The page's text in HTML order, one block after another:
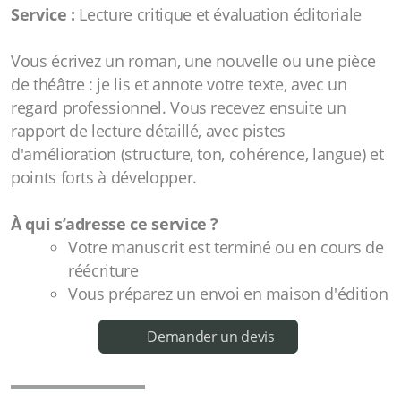
Service : Lecture critique et évaluation éditoriale
Vous écrivez un roman, une nouvelle ou une pièce
de théâtre : je lis et annote votre texte, avec un
regard professionnel. Vous recevez ensuite un
rapport de lecture détaillé, avec pistes
d'amélioration (structure, ton, cohérence, langue) et
points forts à développer.
À qui s’adresse ce service ?
Votre manuscrit est terminé ou en cours de
réécriture
Vous préparez un envoi en maison d'édition
Demander un devis